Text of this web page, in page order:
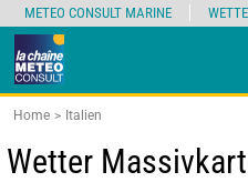
Home Italien
Wetter
METEO CONSULT MARINE